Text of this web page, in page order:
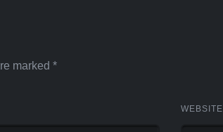
marked *
WEBSITE